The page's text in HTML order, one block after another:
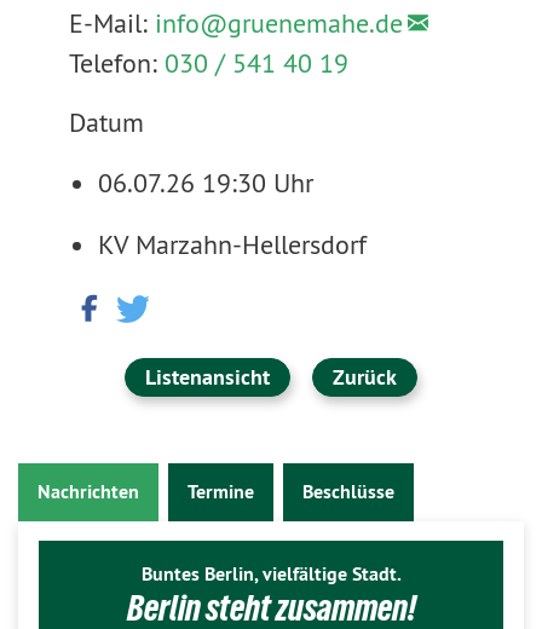
E-Mail: info@gruenemahe.de
Telefon: 030 / 541 40 19
Datum
06.07.26 19:30 Uhr
KV Marzahn-Hellersdorf
Listenansicht Zurück
Nachrichten Termine Beschlüsse
Buntes Berlin, vielfältige Stadt.
Berlin steht zusammen!